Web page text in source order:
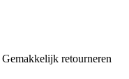
Gemakkelijk retourneren